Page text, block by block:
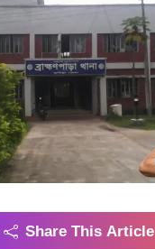
Share This Article